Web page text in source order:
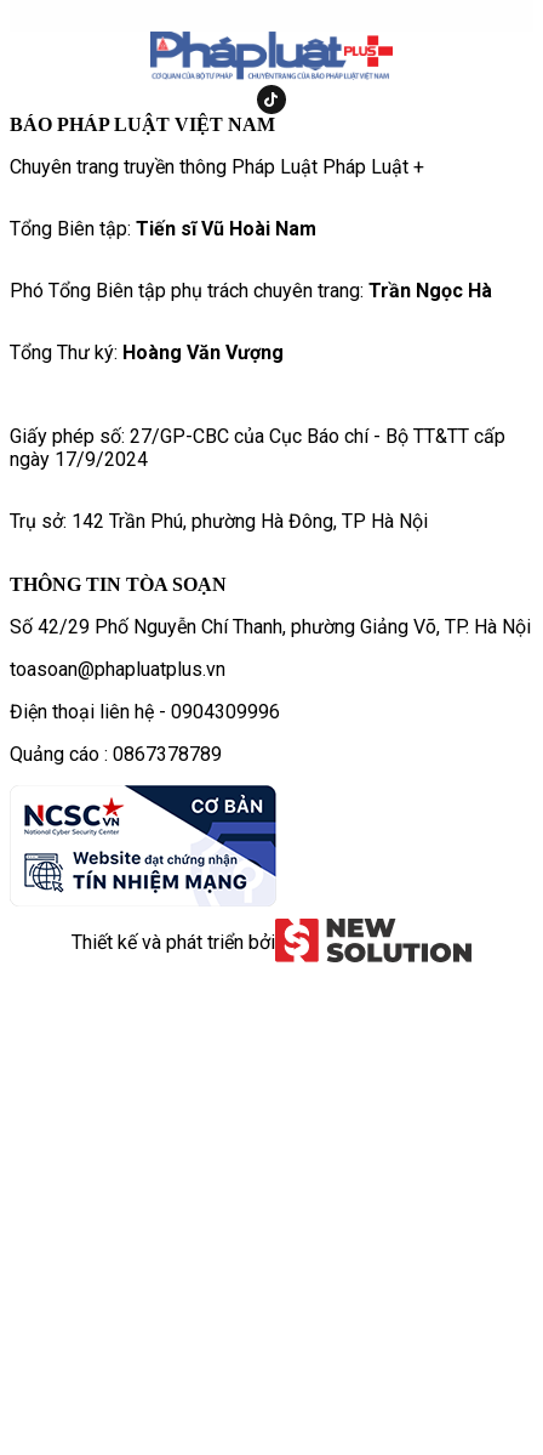
BÁO PHÁP LUẬT VIỆT NAM
Chuyên trang truyền thông Pháp Luật Pháp Luật +
Tổng Biên tập: Tiến sĩ Vũ Hoài Nam
Phó Tổng Biên tập phụ trách chuyên trang: Trần Ngọc Hà
Tổng Thư ký: Hoàng Văn Vượng
Giấy phép số: 27/GP-CBC của Cục Báo chí - Bộ TT&TT cấp
ngày 17/9/2024
Trụ sở: 142 Trần Phú, phường Hà Đông, TP Hà Nội
THÔNG TIN TÒA SOẠN
Số 42/29 Phố Nguyễn Chí Thanh, phường Giảng Võ, TP. Hà Nội
toasoan@phapluatplus.vn
Điện thoại liên hệ - 0904309996
Quảng cáo : 0867378789
Thiết kế và phát triển bởi